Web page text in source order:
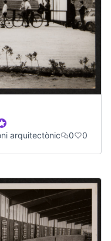
participant
arquitectònic 0 0